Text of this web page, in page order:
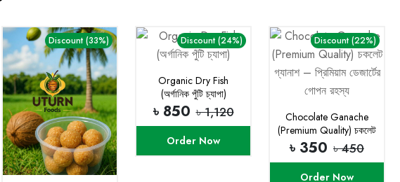
Discount (33%) Discount (24%)
Organic Dry Fish
(অর্গানিক পুঁটি চ্যাপা)
৳ 850 ৳ 1,120
Order Now
Discount (22%)
Chocolate Ganache
(Premium Quality) চকলেট
গ্যানাশ – প্রিমিয়াম ডেজার্টের
গোপন রহস্য
৳ 350 ৳ 450
Order Now